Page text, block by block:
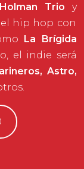
Trio y
hip hop con
La Brígida
el indie será
Astro,